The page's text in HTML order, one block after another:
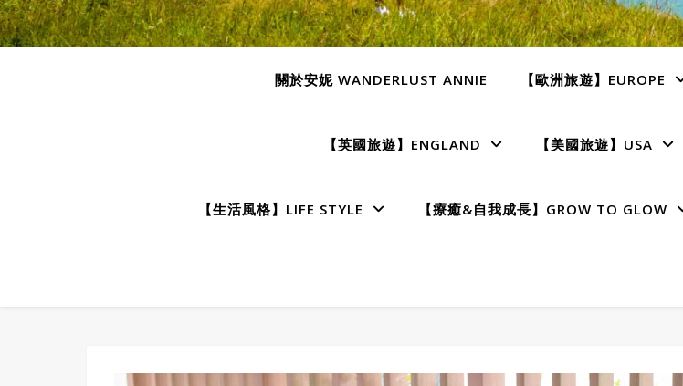
關於安妮 WANDERLUST ANNIE 【歐洲旅遊】EUROPE
【英國旅遊】ENGLAND 【美國旅遊】USA
【生活風格】LIFE STYLE 【療癒&自我成長】GROW TO GLOW